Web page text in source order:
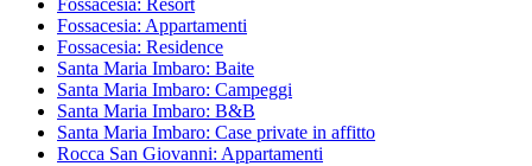
Fossacesia: Resort
Fossacesia: Appartamenti
Fossacesia: Residence
Santa Maria Imbaro: Baite
Santa Maria Imbaro: Campeggi
Santa Maria Imbaro: B&B
Santa Maria Imbaro: Case private in affitto
Rocca San Giovanni: Appartamenti